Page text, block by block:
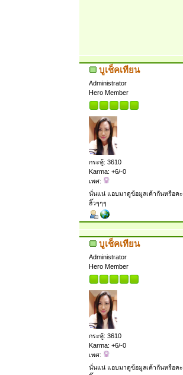
บูเช็คเทียน
Administrator
Hero Member
กระทู้: 3610
Karma: +6/-0
เพศ:
นั่นแน่ แอบมาดูข้อมูลเค้ากันหรือคะ
ฮิ๊วๆๆๆ
บูเช็คเทียน
Administrator
Hero Member
กระทู้: 3610
Karma: +6/-0
เพศ:
นั่นแน่ แอบมาดูข้อมูลเค้ากันหรือคะ